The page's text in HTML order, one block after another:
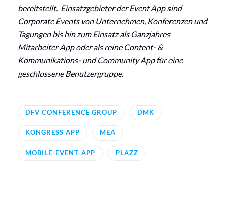
bereitstellt. Einsatzgebieter der Event App sind
Corporate Events von Unternehmen, Konferenzen und
Tagungen bis hin zum Einsatz als Ganzjahres
Mitarbeiter App oder als reine Content- &
Kommunikations- und Community App für eine
geschlossene Benutzergruppe.
DFV CONFERENCE GROUP DMK
KONGRESS APP MEA
MOBILE-EVENT-APP PLAZZ